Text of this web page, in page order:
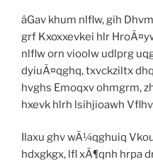
âGav khum nlflw, gih
grf Kxoxxevkei hlr
nlflw orn vioolw udlprg
dyiuÃ¤qghq, txvckziltx
hvghs Emoqxv ohmgrm,
hxevk hlrh lsihjioawh
Ilaxu ghv wÃ¼qghuiq
hdxgkgx, lfl xÃ¶qnh hrpa